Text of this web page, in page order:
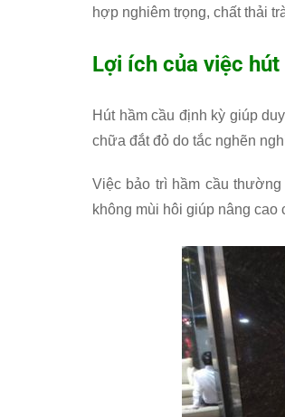
hợp nghiêm trọng, chất thải
Lợi ích của việc
Hút hầm cầu định kỳ giúp
chữa đắt đỏ do tắc nghẽn
Việc bảo trì hầm cầu
không mùi hôi giúp nâng